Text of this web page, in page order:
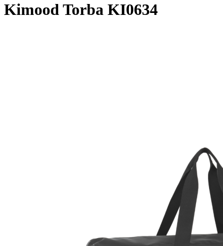
Kimood Torba KI0634